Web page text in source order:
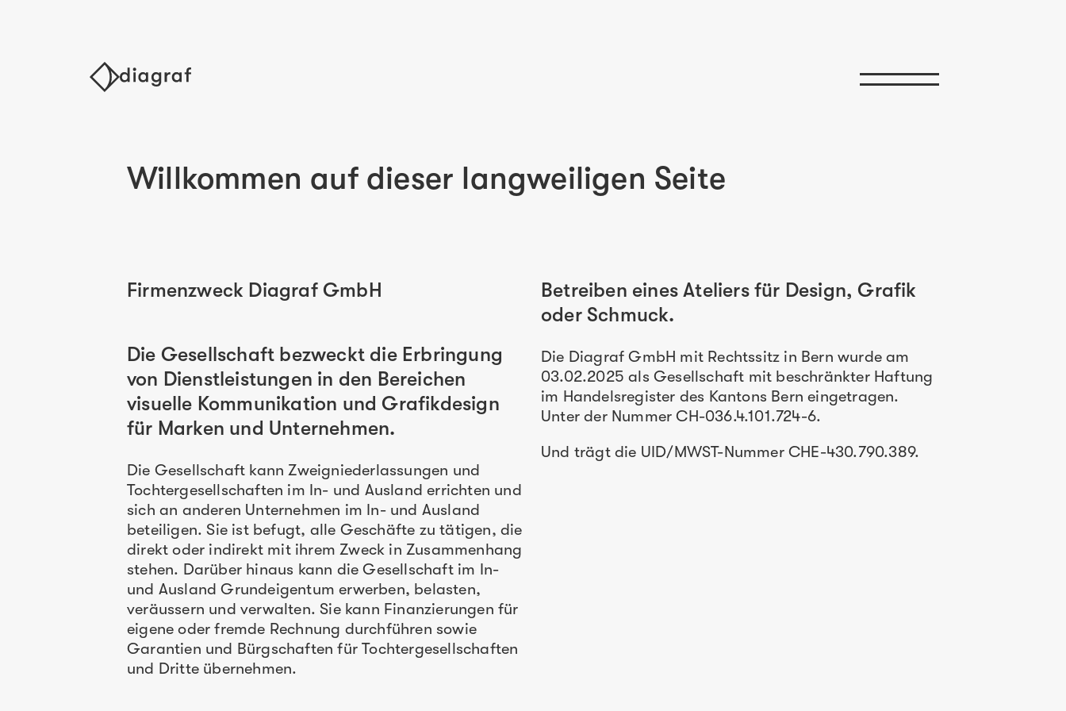
Willkommen auf dieser langweiligen Seite
Firmenzweck Diagraf GmbH
Die Gesellschaft bezweckt die Erbringung
von Dienstleistungen in den Bereichen
visuelle Kommunikation und Grafikdesign
für Marken und Unternehmen.
Die Gesellschaft kann Zweigniederlassungen und
Tochtergesellschaften im In- und Ausland errichten und
sich an anderen Unternehmen im In- und Ausland
beteiligen. Sie ist befugt, alle Geschäfte zu tätigen, die
direkt oder indirekt mit ihrem Zweck in Zusammenhang
stehen. Darüber hinaus kann die Gesellschaft im In-
und Ausland Grundeigentum erwerben, belasten,
veräussern und verwalten. Sie kann Finanzierungen für
eigene oder fremde Rechnung durchführen sowie
Garantien und Bürgschaften für Tochtergesellschaften
und Dritte übernehmen.
Betreiben eines Ateliers für Design, Grafik
oder Schmuck.
Die Diagraf GmbH mit Rechtssitz in Bern wurde am
03.02.2025 als Gesellschaft mit beschränkter Haftung
im Handelsregister des Kantons Bern eingetragen.
Unter der Nummer CH-036.4.101.724-6.
Und trägt die UID/MWST-Nummer CHE-430.790.389.